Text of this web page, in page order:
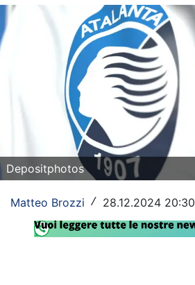
Social
Serie A
Champions League
Europa League
Altri Sport
Formula 1
Tennis
Depositphotos
Matteo Brozzi / 28.12.2024 20:30